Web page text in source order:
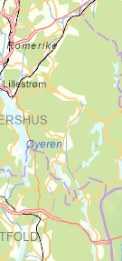
sagn.
leden
som
idyllisk
langs
.
10km